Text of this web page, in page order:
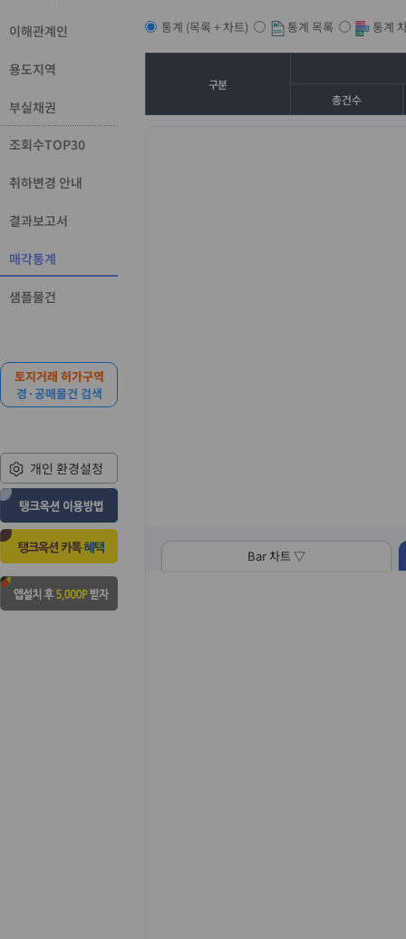
이해관계인
용도지역
부실채권
조회수TOP30
취하변경 안내
결과보고서
매각통계
샘플물건
토지거래 허가구역
경·공매물건 검색
개인 환경설정
통계 (목록 + 차트) 통계 목록 통계
구분
총건수
Bar 차트